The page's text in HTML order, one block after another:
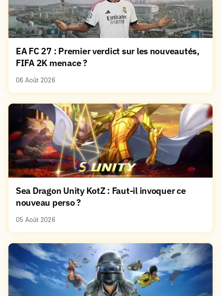
EA FC 27 : Premier verdict sur les nouveautés,
FIFA 2K menace ?
06 Août 2026
Sea Dragon Unity KotZ : Faut-il invoquer ce
nouveau perso ?
05 Août 2026